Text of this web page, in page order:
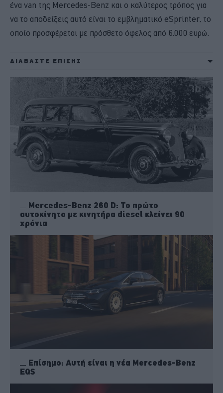
ένα van της Mercedes-Benz και ο καλύτερος τρόπος για
να το αποδείξεις αυτό είναι το εμβληματικό eSprinter, το
οποίο προσφέρεται με πρόσθετο όφελος από 6.000 ευρώ.
ΔΙΑΒΑΣΤΕ ΕΠΙΣΗΣ
Mercedes-Benz 260 D: Το πρώτο
αυτοκίνητο με κινητήρα diesel κλείνει 90
χρόνια
Επίσημο: Αυτή είναι η νέα Mercedes-Benz
EQS